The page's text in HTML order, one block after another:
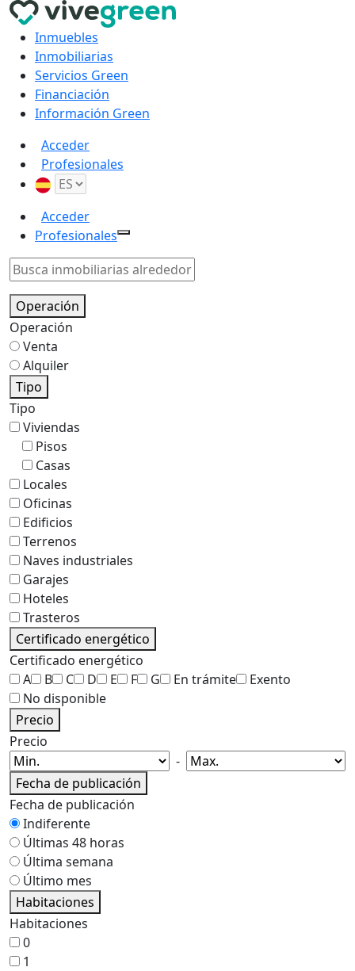
Inmuebles
Inmobiliarias
Servicios Green
Financiación
Información Green
Acceder
Profesionales
Acceder
Profesionales
Operación
Operación
Venta
Alquiler
Tipo
Tipo
Viviendas
Pisos
Casas
Locales
Oficinas
Edificios
Terrenos
Naves industriales
Garajes
Hoteles
Trasteros
Certificado energético
Certificado energético
A
B C D E F G En trámite
Exento
No disponible
Precio
Precio
-
Fecha de publicación
Fecha de publicación
Indiferente
Últimas 48 horas
Última semana
Último mes
Habitaciones
Habitaciones
0
1